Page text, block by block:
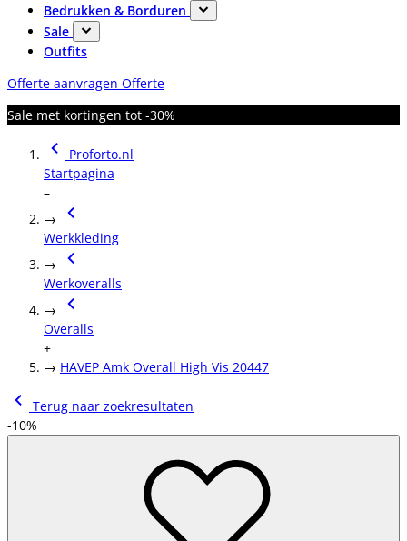
Bedrukken & Borduren
Sale
Outfits
Offerte aanvragen Offerte
Sale met kortingen tot -30%
Proforto.nl
Startpagina
–
→
Werkkleding
→
Werkoveralls
→
Overalls
+
→ HAVEP Amk Overall High Vis 20447
Terug naar zoekresultaten
-10%